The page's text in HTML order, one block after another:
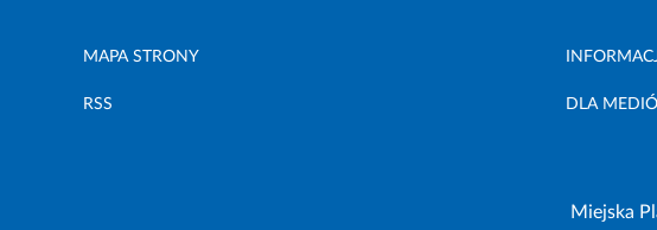
MAPA STRONY
RSS DLA
Miejska